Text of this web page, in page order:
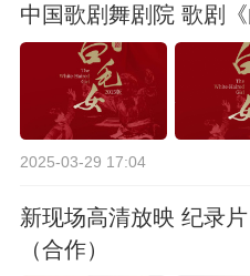
中国歌剧舞剧院 歌剧《
2025-03-29 17:04
新现场高清放映 纪录
（合作）